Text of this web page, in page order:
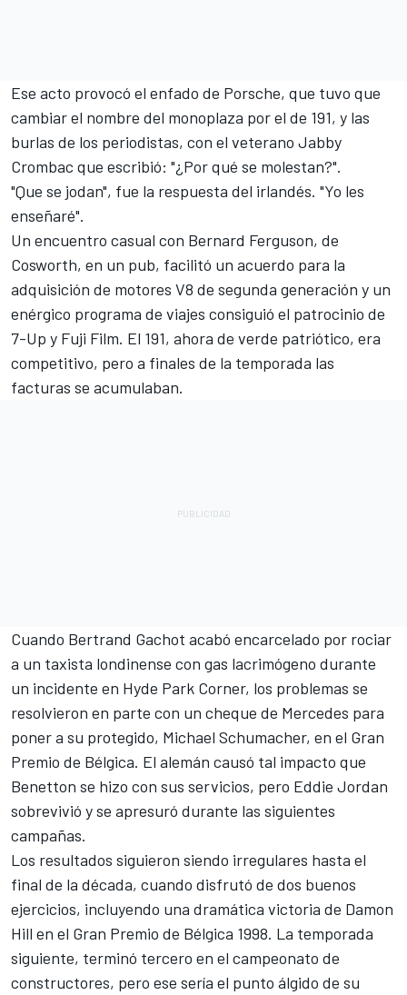
Ese acto provocó el enfado de Porsche, que tuvo que
cambiar el nombre del monoplaza por el de 191, y las
burlas de los periodistas, con el veterano Jabby
Crombac que escribió: "¿Por qué se molestan?".
"Que se jodan", fue la respuesta del irlandés. "Yo les
enseñaré".
Un encuentro casual con Bernard Ferguson, de
Cosworth, en un pub, facilitó un acuerdo para la
adquisición de motores V8 de segunda generación y un
enérgico programa de viajes consiguió el patrocinio de
7-Up y Fuji Film. El 191, ahora de verde patriótico, era
competitivo, pero a finales de la temporada las
facturas se acumulaban.
Cuando Bertrand Gachot acabó encarcelado por rociar
a un taxista londinense con gas lacrimógeno durante
un incidente en Hyde Park Corner, los problemas se
resolvieron en parte con un cheque de Mercedes para
poner a su protegido, Michael Schumacher, en el Gran
Premio de Bélgica. El alemán causó tal impacto que
Benetton se hizo con sus servicios, pero Eddie Jordan
sobrevivió y se apresuró durante las siguientes
campañas.
Los resultados siguieron siendo irregulares hasta el
final de la década, cuando disfrutó de dos buenos
ejercicios, incluyendo una dramática victoria de Damon
Hill en el Gran Premio de Bélgica 1998. La temporada
siguiente, terminó tercero en el campeonato de
constructores, pero ese sería el punto álgido de su